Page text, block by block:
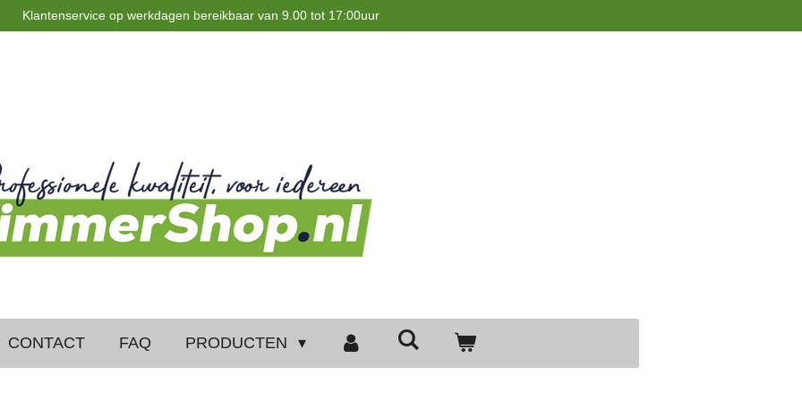
Klantenservice op werkdagen bereikbaar van 9.00 tot 17:00uur
CONTACT FAQ PRODUCTEN